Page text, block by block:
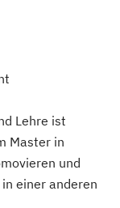
Lehre ist
Master in
und
einer anderen